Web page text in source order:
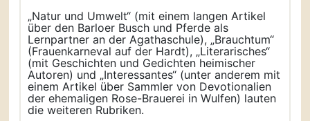
„Natur und Umwelt“ (mit einem langen Artikel
über den Barloer Busch und Pferde als
Lernpartner an der Agathaschule), „Brauchtum“
(Frauenkarneval auf der Hardt), „Literarisches“
(mit Geschichten und Gedichten heimischer
Autoren) und „Interessantes“ (unter anderem mit
einem Artikel über Sammler von Devotionalien
der ehemaligen Rose-Brauerei in Wulfen) lauten
die weiteren Rubriken.